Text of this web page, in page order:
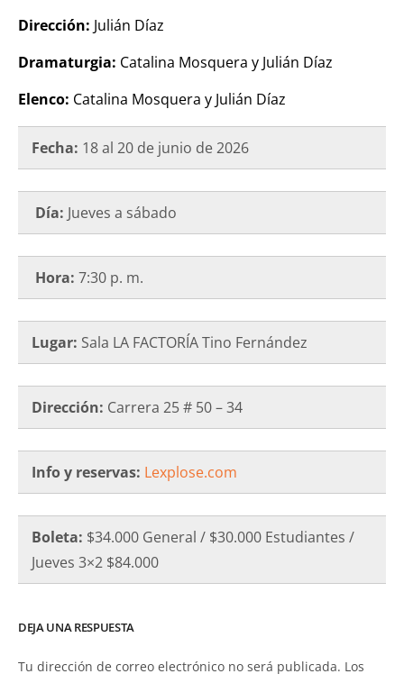
Dirección: Julián Díaz
Dramaturgia: Catalina Mosquera y Julián Díaz
Elenco: Catalina Mosquera y Julián Díaz
Fecha: 18 al 20 de junio de 2026
Día: Jueves a sábado
Hora: 7:30 p. m.
Lugar: Sala LA FACTORÍA Tino Fernández
Dirección: Carrera 25 # 50 – 34
Info y reservas: Lexplose.com
Boleta: $34.000 General / $30.000 Estudiantes /
Jueves 3×2 $84.000
DEJA UNA RESPUESTA
Tu dirección de correo electrónico no será publicada. Los